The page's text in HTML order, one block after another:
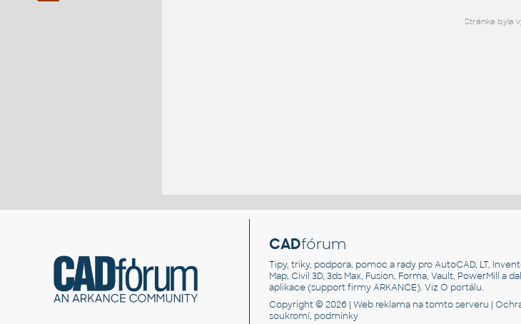
Stránka byla
CADfórum
Tipy, triky, podpora, pomoc a rady pro AutoCAD, LT,
Map, Civil 3D, 3ds Max, Fusion, Forma, Vault, PowerMill a
aplikace (support firmy ARKANCE). VizO portálu.
Copyright © 2026 |Web reklama na tomto serveru |
soukromí, podmínky